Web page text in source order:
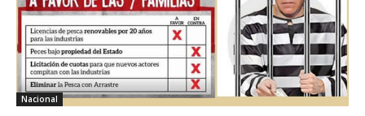
Nacional